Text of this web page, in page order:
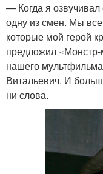
— Когда я
одну из смен. Мы
которые мой герой
предложил
нашего
Витальевич. И
ни слова.